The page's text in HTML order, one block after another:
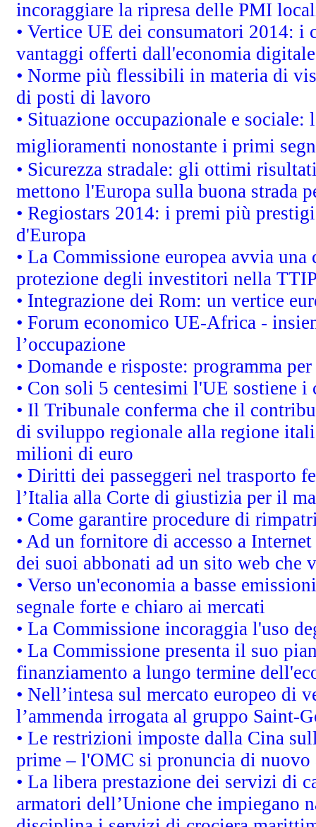
incoraggiare la ripresa delle PMI
• Vertice UE dei consumatori 2014:
vantaggi offerti dall'economia digitale
• Norme più flessibili in materia di
di posti di lavoro
• Situazione occupazionale e
miglioramenti nonostante i primi
• Sicurezza stradale: gli ottimi
mettono l'Europa sulla buona strada
• Regiostars 2014: i premi più
d'Europa
• La Commissione europea avvia
protezione degli investitori nella
• Integrazione dei Rom: un vertice
• Forum economico UE-Africa -
l’occupazione
• Domande e risposte: programma
• Con soli 5 centesimi l'UE sostiene
• Il Tribunale conferma che il
di sviluppo regionale alla regione
milioni di euro
• Diritti dei passeggeri nel trasporto
l’Italia alla Corte di giustizia per il
• Come garantire procedure di
• Ad un fornitore di accesso a
dei suoi abbonati ad un sito web che
• Verso un'economia a basse
segnale forte e chiaro ai mercati
• La Commissione incoraggia l'uso
• La Commissione presenta il suo
finanziamento a lungo termine
• Nell’intesa sul mercato europeo
l’ammenda irrogata al gruppo
• Le restrizioni imposte dalla Cina
prime – l'OMC si pronuncia di
• La libera prestazione dei servizi di
armatori dell’Unione che impiegano